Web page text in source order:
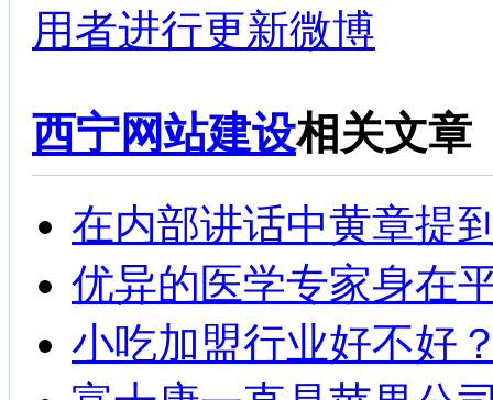
用者进行更新微博
西宁网站建设相关文章
在内部讲话中黄章提
优异的医学专家身在
小吃加盟行业好不好